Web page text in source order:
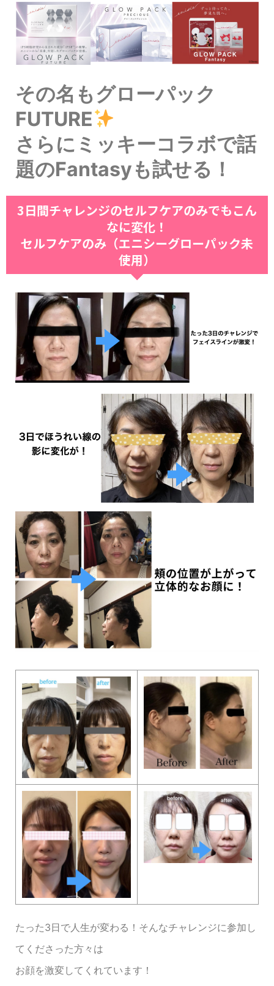
その名もグローパック
FUTURE
さらにミッキーコラボで話
題のFantasyも試せる！
3日間チャレンジのセルフケアのみでもこん
なに変化！
セルフケアのみ（エニシーグローパック未
使用）
たった3日で人生が変わる！そんなチャレンジに参加し
てくださった方々は
お顔を激変してくれています！